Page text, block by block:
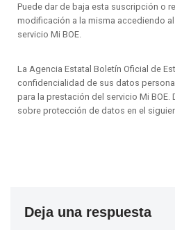
Puede dar de baja esta suscripción o
modificación a la misma accediendo al
servicio Mi BOE.
La Agencia Estatal Boletín Oficial de
confidencialidad de sus datos
para la prestación del servicio Mi
sobre protección de datos en el
Deja una respuesta